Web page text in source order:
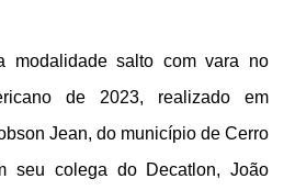
modalidade salto com vara no
de 2023, realizado em
Jean, do município de Cerro
seu colega do Decatlon, João